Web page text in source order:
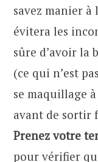
savez manier à
évitera les
sûre d’avoir la
(ce qui n’est
se maquillage
avant de sortir
Prenez votre
pour vérifier